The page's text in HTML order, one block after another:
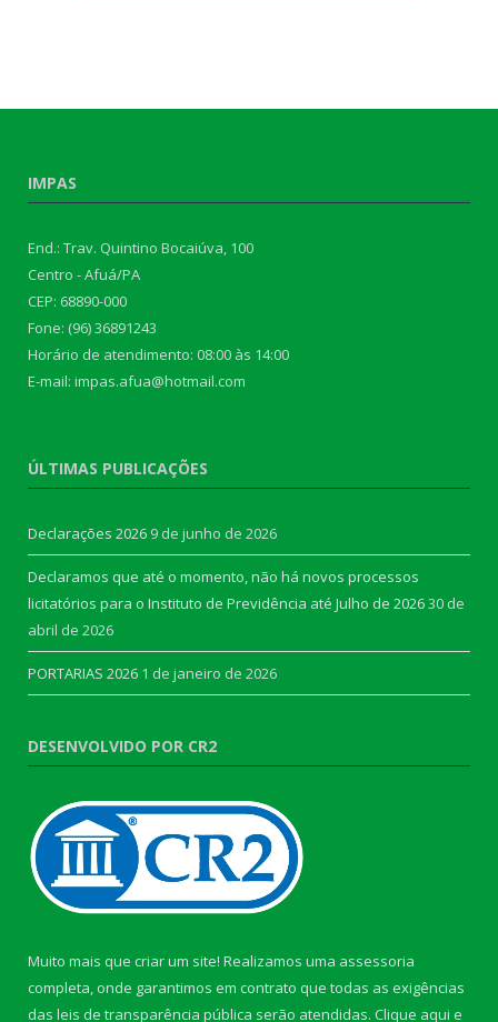
IMPAS
End.: Trav. Quintino Bocaiúva, 100
Centro - Afuá/PA
CEP: 68890-000
Fone: (96) 36891243
Horário de atendimento: 08:00 às 14:00
E-mail: impas.afua@hotmail.com
ÚLTIMAS PUBLICAÇÕES
Declarações 2026 9 de junho de 2026
Declaramos que até o momento, não há novos processos
licitatórios para o Instituto de Previdência até Julho de 202630 de
abril de 2026
PORTARIAS 2026 1 de janeiro de 2026
DESENVOLVIDO POR CR2
Muito mais que criar um site! Realizamos uma assessoria
completa, onde garantimos em contrato que todas as exigências
das leis de transparência pública serão atendidas. Clique aqui e